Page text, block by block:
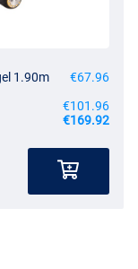
1.90m
€67.96
€101.96
€169.92